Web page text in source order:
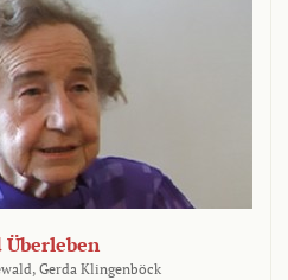
Überleben
Gerda Klingenböck